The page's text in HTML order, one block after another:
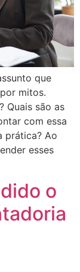
que
mitos.
Quais são as
com essa
prática? Ao
esses
o